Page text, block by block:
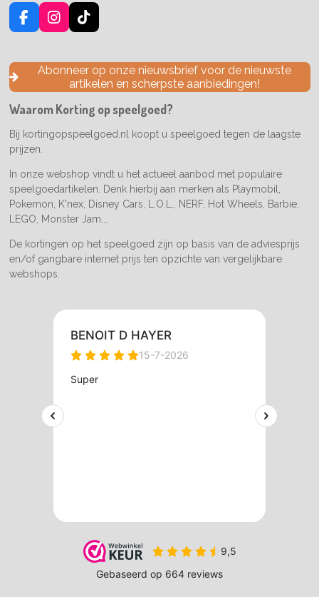
F
a
e
o
k
I
n
t
a
g
a
m
T
i
T
o
k
Abonneer op onze nieuwsbrief voor de nieuwste
artikelen en scherpste aanbiedingen!
Waarom Korting op speelgoed?
Bij kortingopspeelgoed.nl koopt u speelgoed tegen de laagste
prijzen.
In onze webshop vindt u het actueel aanbod met populaire
speelgoedartikelen. Denk hierbij aan merken als Playmobil,
Pokemon, K'nex, Disney Cars, L.O.L., NERF, Hot Wheels, Barbie,
LEGO, Monster Jam...
De kortingen op het speelgoed zijn op basis van de adviesprijs
en/of gangbare internet prijs ten opzichte van vergelijkbare
webshops.